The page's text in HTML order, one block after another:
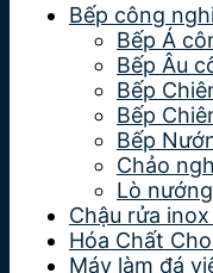
Bếp công
Bếp Á
Bếp Âu
Bếp
Bếp
Bếp
Chảo
Lò
Chậu rửa
Hóa Chất
Máy làm đá